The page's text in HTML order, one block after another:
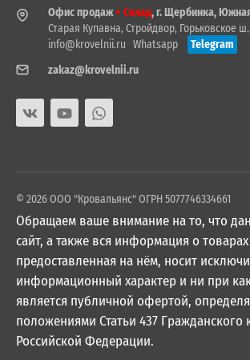
Офис продаж+ Склад, г. Щербинка,
Старая Купавна, Стройдвор, Горьковское
info@krovelnii.ru Whatsapp
Telegram
zakaz@krovelnii.ru
© 2026 ООО "Кровальянс" ОГРН 5077746334661
Обращаем ваше внимание на то, что
сайт, а также вся информация о
предоставленная на нём, носит
информационный характер и ни при
является публичной офертой,
положениями Статьи 437 Гражданского
Российской Федерации.